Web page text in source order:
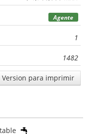
Agente
1
1482
Version para imprimir